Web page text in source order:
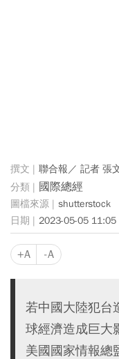
聯合報／ 記者 張
國際總經
shutterstock
2023-05-05 11:05
+A -A
若中國大陸犯台
球經濟造成巨大
美國國家情報總